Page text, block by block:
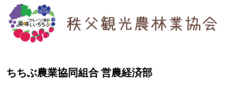
ちちぶ農業協同組合 営農経済部